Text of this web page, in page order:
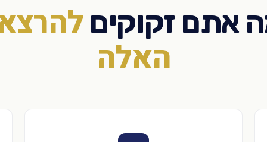
אתם זקוקים
האלה